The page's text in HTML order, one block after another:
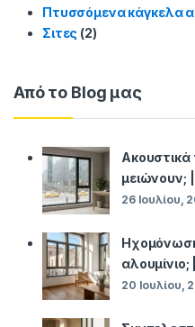
Πτυσσόμενα κάγκελα
Σιτες (2)
Από το Blog μας
Ακουστικά
μειώνουν;
26 Ιουλίου,
20 Ιουλίου,